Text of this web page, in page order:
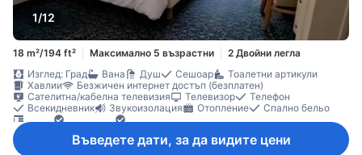
1/12
18 m²/194 ft² Максимално 5 възрастни
2 Двойни легла
Изглед: Град
Вана Душ Сешоар
Тоалетни артикули
Хавлии
Безжичен интернет достъп (безплатен)
Сателитна/кабелна телевизия
Телевизор
Телефон
Всекидневник
Звукоизолация Отопление
Спално бельо
Въведете дати, за да видите цени